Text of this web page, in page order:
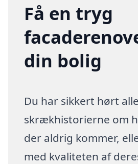
Få en tryg
din bolig
Du har sikkert hørt alle
skrækhistorierne om
der aldrig kommer,
med kvaliteten af